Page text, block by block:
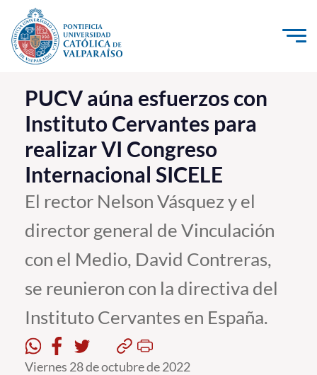
Click acá para ir directamente al contenido
La Universidad
Investigación, Creación e Innovación
PUCV Internacional
Vinculación con el Medio
Admisión
Formación Continua
Estudiantes
PUCV aúna esfuerzos con
Instituto Cervantes para
realizar VI Congreso
Internacional SICELE
El rector Nelson Vásquez y el
director general de Vinculación
con el Medio, David Contreras,
se reunieron con la directiva del
Instituto Cervantes en España.
Viernes 28 de octubre de 2022